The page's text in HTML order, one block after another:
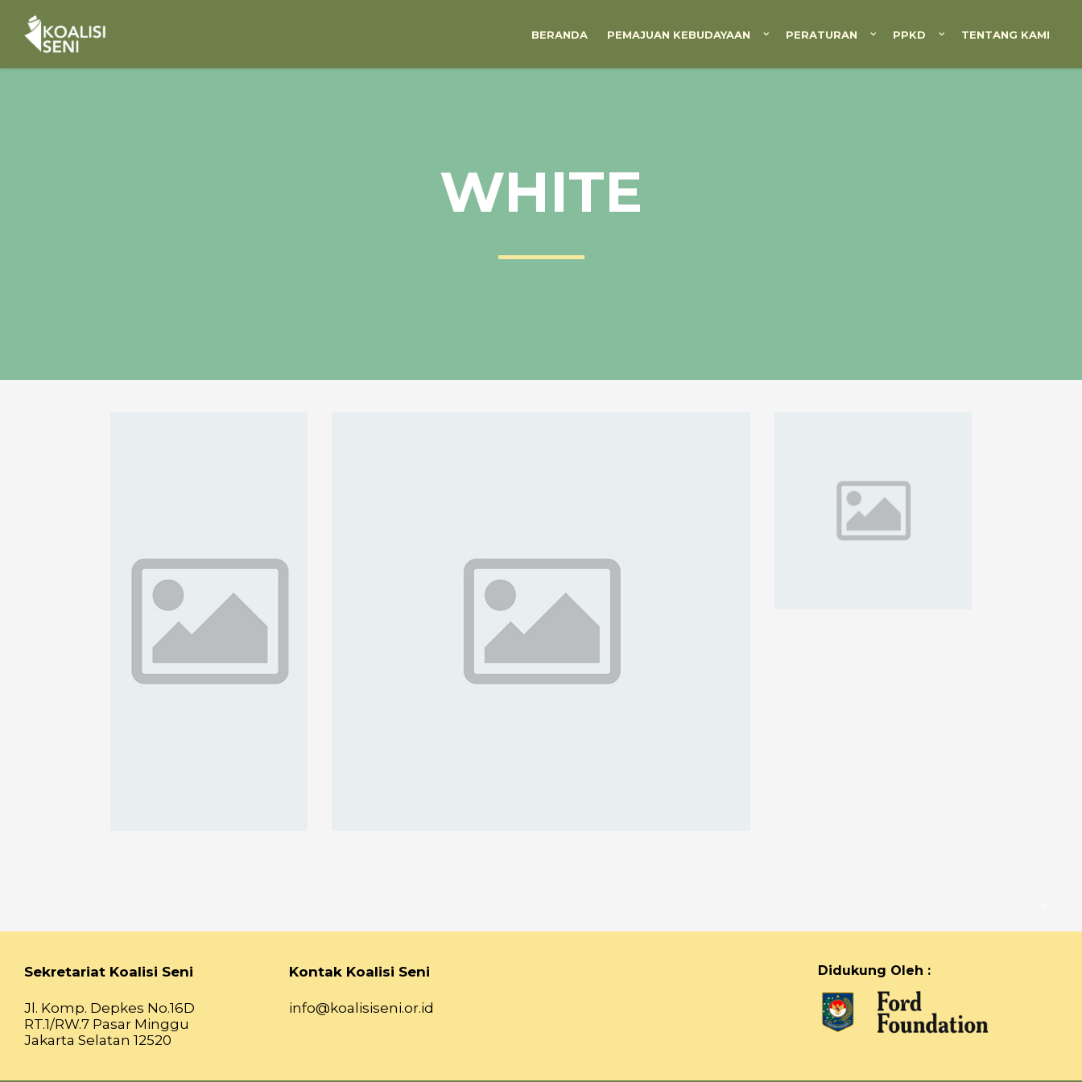
BERANDA PEMAJUAN KEBUDAYAAN PERATURAN PPKD TENTANG KAMI
WHITE
Sekretariat Koalisi Seni
Jl. Komp. Depkes No.16D
RT.1/RW.7 Pasar Minggu
Jakarta Selatan 12520
Kontak Koalisi Seni
info@koalisiseni.or.id
Didukung Oleh :